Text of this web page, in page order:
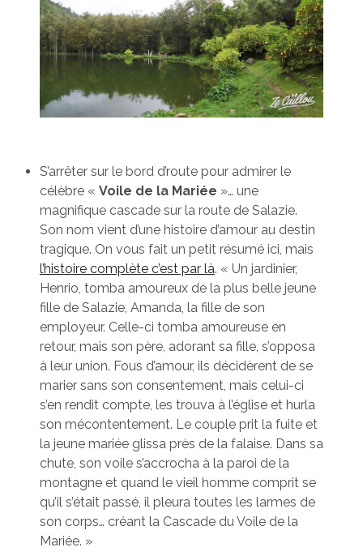
S’arrêter sur le bord d’route pour admirer le
célèbre « Voile de la Mariée »… une
magnifique cascade sur la route de Salazie.
Son nom vient d’une histoire d’amour au destin
tragique. On vous fait un petit résumé ici, mais
l’histoire complète c’est par là. « Un jardinier,
Henrio, tomba amoureux de la plus belle jeune
fille de Salazie, Amanda, la fille de son
employeur. Celle-ci tomba amoureuse en
retour, mais son père, adorant sa fille, s’opposa
à leur union. Fous d’amour, ils décidèrent de se
marier sans son consentement, mais celui-ci
s’en rendit compte, les trouva à l’église et hurla
son mécontentement. Le couple prit la fuite et
la jeune mariée glissa près de la falaise. Dans sa
chute, son voile s’accrocha à la paroi de la
montagne et quand le vieil homme comprit se
qu’il s’était passé, il pleura toutes les larmes de
son corps… créant la Cascade du Voile de la
Mariée. »